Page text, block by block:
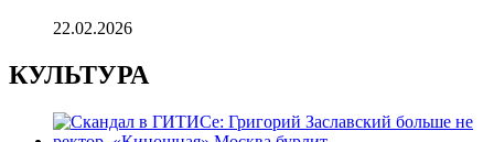
22.02.2026
КУЛЬТУРА